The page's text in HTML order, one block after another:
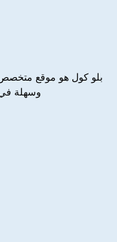
بلو كول هو موقع متخصص
وسهلة في